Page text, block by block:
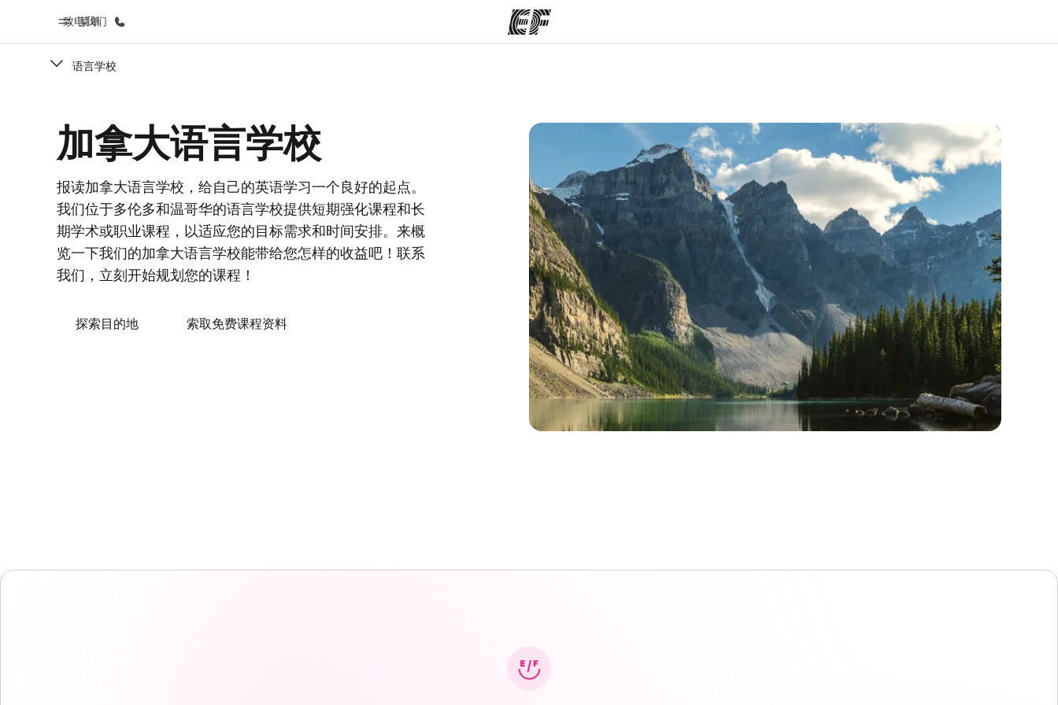
菜单
致电我们
欢迎来到英孚教育 查看所有英孚提供的课程 查找您附近的办公室 企业文化
语言学校
加拿大语言学校
报读加拿大语言学校，给自己的英语学习一个良好的起点。
我们位于多伦多和温哥华的语言学校提供短期强化课程和长
期学术或职业课程，以适应您的目标需求和时间安排。来概
览一下我们的加拿大语言学校能带给您怎样的收益吧！联系
我们，立刻开始规划您的课程！
探索目的地 索取免费课程资料